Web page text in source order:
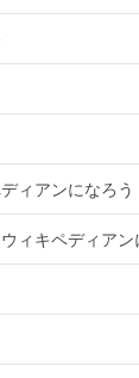
ィアンになろ
ィキペディア